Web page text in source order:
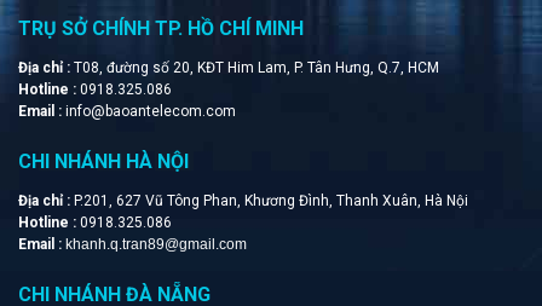
TRỤ SỞ CHÍNH TP. HỒ CHÍ MINH
Địa chỉ : T08, đường số 20, KĐT Him Lam, P. Tân Hưng, Q.7, HCM
Hotline : 0918.325.086
Email : info@baoantelecom.com
CHI NHÁNH HÀ NỘI
Địa chỉ : P.201, 627 Vũ Tông Phan, Khương Đình, Thanh Xuân, Hà Nội
Hotline : 0918.325.086
Email : khanh.q.tran89@gmail.com
CHI NHÁNH ĐÀ NẴNG